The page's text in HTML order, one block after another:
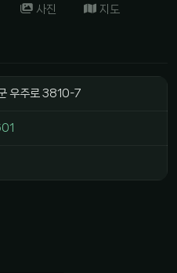
사진 지도
우주로 3810-7